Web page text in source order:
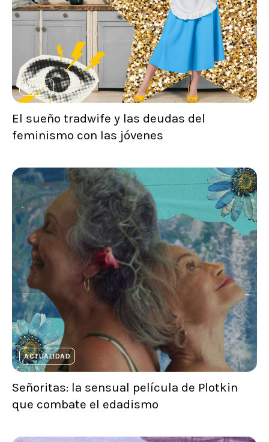
VOCES
El sueño tradwife y las deudas del
feminismo con las jóvenes
ACTUALIDAD
Señoritas: la sensual película de Plotkin
que combate el edadismo